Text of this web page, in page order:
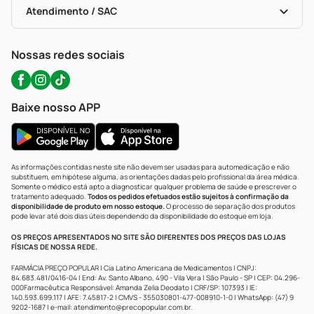
Políticas De Marketplace
Portal Da Privacidade
Atendimento / SAC
Nossas redes sociais
Baixe nosso APP
As informações contidas neste site não devem ser usadas para automedicação e não
substituem, em hipótese alguma, as orientações dadas pelo profissional da área médica.
Somente o médico está apto a diagnosticar qualquer problema de saúde e prescrever o
tratamento adequado. Todos os pedidos efetuados estão sujeitos à confirmação da
disponibilidade de produto em nosso estoque.O processo de separação dos produtos
pode levar até dois dias úteis dependendo da disponibilidade do estoque em loja.
OS PREÇOS APRESENTADOS NO SITE SÃO DIFERENTES DOS PREÇOS DAS LOJAS
FÍSICAS DE NOSSA REDE.
FARMÁCIA PREÇO POPULAR | Cia Latino Americana de Medicamentos | CNPJ:
84.683.481/0416-04 | End: Av. Santo Albano, 490 - Vila Vera | São Paulo - SP | CEP: 04.296-
000Farmacêutica Responsável: Amanda Zelia Deodato | CRF/SP: 107393 | IE:
140.593.699.117 | AFE: 7.45817-2 | CMVS - 355030801-477-008910-1-0 | WhatsApp: (47) 9
9202-1687 | e-mail: atendimento@precopopular.com.br.